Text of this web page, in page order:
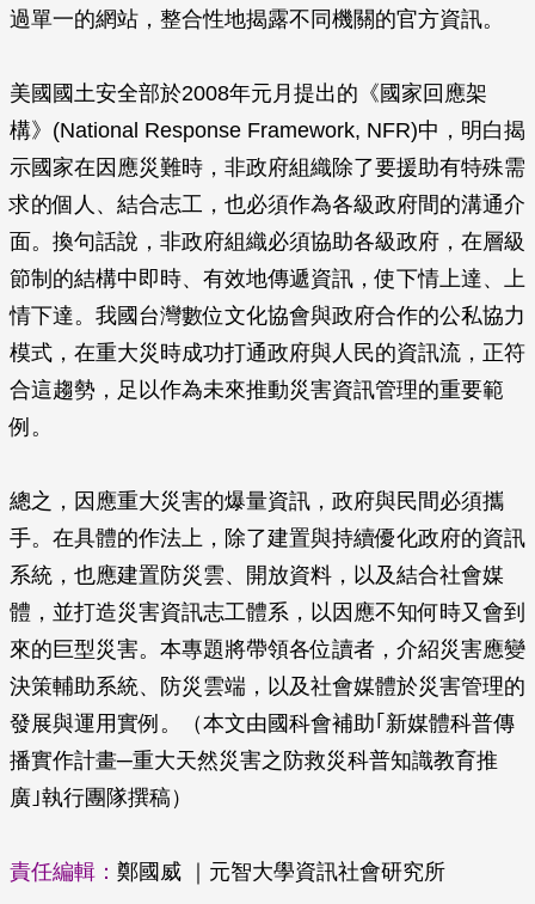
過單一的網站，整合性地揭露不同機關的官方資訊。
美國國土安全部於2008年元月提出的《國家回應架
構》(National Response Framework, NFR)中，明白揭
示國家在因應災難時，非政府組織除了要援助有特殊需
求的個人、結合志工，也必須作為各級政府間的溝通介
面。換句話說，非政府組織必須協助各級政府，在層級
節制的結構中即時、有效地傳遞資訊，使下情上達、上
情下達。我國台灣數位文化協會與政府合作的公私協力
模式，在重大災時成功打通政府與人民的資訊流，正符
合這趨勢，足以作為未來推動災害資訊管理的重要範
例。
總之，因應重大災害的爆量資訊，政府與民間必須攜
手。在具體的作法上，除了建置與持續優化政府的資訊
系統，也應建置防災雲、開放資料，以及結合社會媒
體，並打造災害資訊志工體系，以因應不知何時又會到
來的巨型災害。本專題將帶領各位讀者，介紹災害應變
決策輔助系統、防災雲端，以及社會媒體於災害管理的
發展與運用實例。（本文由國科會補助｢新媒體科普傳
播實作計畫─重大天然災害之防救災科普知識教育推
廣｣執行團隊撰稿）
責任編輯： 鄭國威 ｜元智大學資訊社會研究所